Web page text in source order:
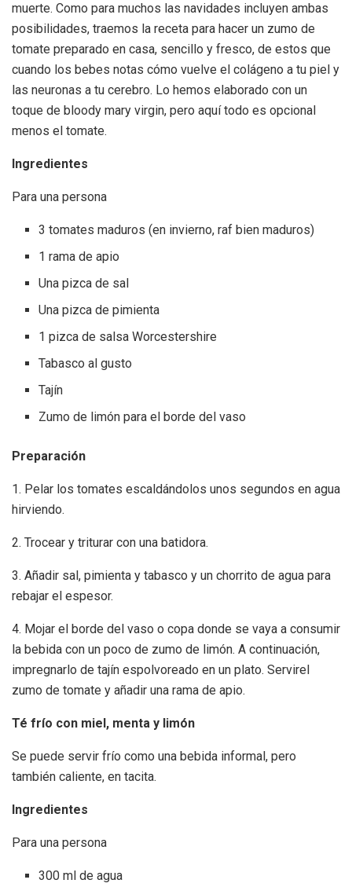
muerte. Como para muchos las navidades incluyen ambas
posibilidades, traemos la receta para hacer un zumo de
tomate preparado en casa, sencillo y fresco, de estos que
cuando los bebes notas cómo vuelve el colágeno a tu piel y
las neuronas a tu cerebro. Lo hemos elaborado con un
toque de bloody mary virgin, pero aquí todo es opcional
menos el tomate.
Ingredientes
Para una persona
3 tomates maduros (en invierno, raf bien maduros)
1 rama de apio
Una pizca de sal
Una pizca de pimienta
1 pizca de salsa Worcestershire
Tabasco al gusto
Tajín
Zumo de limón para el borde del vaso
Preparación
1. Pelar los tomates escaldándolos unos segundos en agua
hirviendo.
2. Trocear y triturar con una batidora.
3. Añadir sal, pimienta y tabasco y un chorrito de agua para
rebajar el espesor.
4. Mojar el borde del vaso o copa donde se vaya a consumir
la bebida con un poco de zumo de limón. A continuación,
impregnarlo de tajín espolvoreado en un plato. Servirel
zumo de tomate y añadir una rama de apio.
Té frío con miel, menta y limón
Se puede servir frío como una bebida informal, pero
también caliente, en tacita.
Ingredientes
Para una persona
300 ml de agua